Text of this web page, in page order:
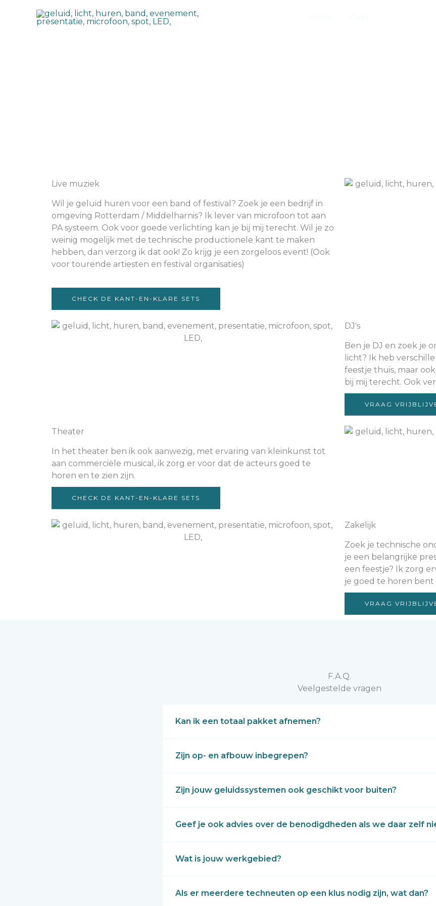
Live muziek
Wil je geluid huren voor een band of festival? Zoek je een bedrijf in
omgeving Rotterdam / Middelharnis? Ik lever van microfoon tot aan
PA systeem. Ook voor goede verlichting kan je bij mij terecht. Wil je zo
weinig mogelijk met de technische productionele kant te maken
hebben, dan verzorg ik dat ook! Zo krijg je een zorgeloos event! (Ook
voor tourende artiesten en festival organisaties)
CHECK DE KANT-EN-KLARE SETS
DJ's
Ben je DJ en zoek je
licht? Ik heb
feestje thuis, maar
bij mij terecht. Ook
VRAAG
Theater
In het theater ben ik ook aanwezig, met ervaring van kleinkunst tot
aan commerciële musical, ik zorg er voor dat de acteurs goed te
horen en te zien zijn.
CHECK DE KANT-EN-KLARE SETS
Zakelijk
Zoek je technische
je een belangrijke
een feestje? Ik zorg
je goed te horen
VRAAG
F.A.Q.
Veelgestelde vragen
Kan ik een totaal pakket afnemen?
Zijn op- en afbouw inbegrepen?
Zijn jouw geluidssystemen ook geschikt voor buiten?
Geef je ook advies over de benodigdheden als we daar zelf
Wat is jouw werkgebied?
Als er meerdere techneuten op een klus nodig zijn, wat dan?